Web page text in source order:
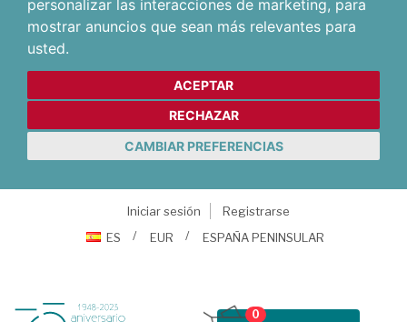
personalizar las interacciones de marketing, para
mostrar anuncios que sean más relevantes para
usted.
ACEPTAR
RECHAZAR
CAMBIAR PREFERENCIAS
Iniciar sesión
Registrarse
ES
EUR ESPAÑA PENINSULAR
0